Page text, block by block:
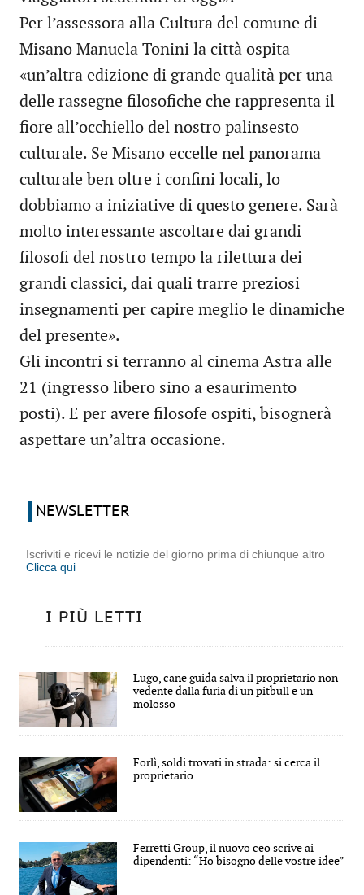
Per l’assessora alla Cultura del comune di
Misano Manuela Tonini la città ospita
«un’altra edizione di grande qualità per una
delle rassegne filosofiche che rappresenta il
fiore all’occhiello del nostro palinsesto
culturale. Se Misano eccelle nel panorama
culturale ben oltre i confini locali, lo
dobbiamo a iniziative di questo genere. Sarà
molto interessante ascoltare dai grandi
filosofi del nostro tempo la rilettura dei
grandi classici, dai quali trarre preziosi
insegnamenti per capire meglio le dinamiche
del presente».
Gli incontri si terranno al cinema Astra alle
21 (ingresso libero sino a esaurimento
posti). E per avere filosofe ospiti, bisognerà
aspettare un’altra occasione.
NEWSLETTER
Iscriviti e ricevi le notizie del giorno prima di chiunque altro
Clicca qui
I PIÙ LETTI
Lugo, cane guida salva il proprietario non
vedente dalla furia di un pitbull e un
molosso
Forlì, soldi trovati in strada: si cerca il
proprietario
Ferretti Group, il nuovo ceo scrive ai
dipendenti: “Ho bisogno delle vostre idee”